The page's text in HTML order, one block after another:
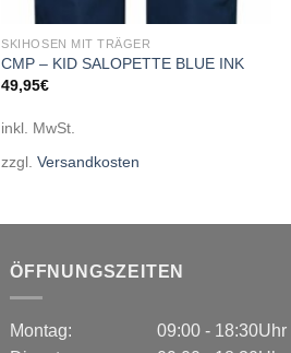
SKIHOSEN MIT TRÄGER
CMP – KID SALOPETTE BLUE INK
49,95€
inkl. MwSt.
zzgl.Versandkosten
ÖFFNUNGSZEITEN
Montag:
09:00 - 18:30Uhr